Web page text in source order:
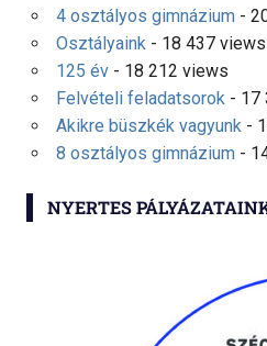
4 osztályos gimnázium-
Osztályaink- 18 437 views
125 év- 18 212 views
Felvételi feladatsorok- 17
Akikre büszkék vagyunk-
8 osztályos gimnázium-
NYERTES